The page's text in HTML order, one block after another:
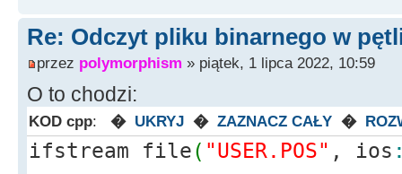
>Add(memblock[i]);
>Strings-
}
Re: Odczyt pliku binarnego w
przez polymorphism » piątek, 1 lipca 2022, 10:59
O to chodzi:
KOD cpp: � UKRYJ � ZAZNACZ CAŁY �
ifstream file( "USER.POS" , ios